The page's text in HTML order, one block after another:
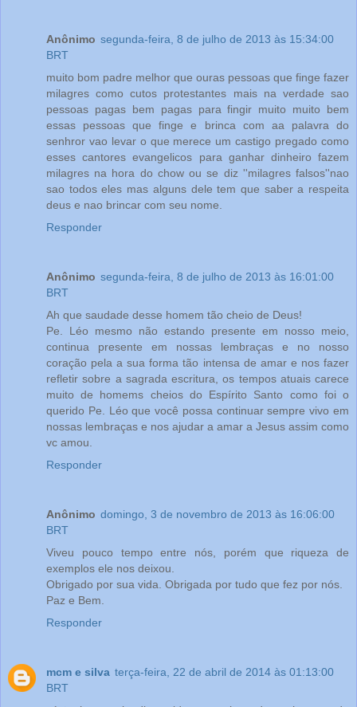
Anônimo segunda-feira, 8 de julho de 2013 às 15:34:00
BRT
muito bom padre melhor que ouras pessoas que finge fazer
milagres como cutos protestantes mais na verdade sao
pessoas pagas bem pagas para fingir muito muito bem
essas pessoas que finge e brinca com aa palavra do
senhror vao levar o que merece um castigo pregado como
esses cantores evangelicos para ganhar dinheiro fazem
milagres na hora do chow ou se diz ''milagres falsos''nao
sao todos eles mas alguns dele tem que saber a respeita
deus e nao brincar com seu nome.
Responder
Anônimo segunda-feira, 8 de julho de 2013 às 16:01:00
BRT
Ah que saudade desse homem tão cheio de Deus!
Pe. Léo mesmo não estando presente em nosso meio,
continua presente em nossas lembraças e no nosso
coração pela a sua forma tão intensa de amar e nos fazer
refletir sobre a sagrada escritura, os tempos atuais carece
muito de homems cheios do Espírito Santo como foi o
querido Pe. Léo que você possa continuar sempre vivo em
nossas lembraças e nos ajudar a amar a Jesus assim como
vc amou.
Responder
Anônimo domingo, 3 de novembro de 2013 às 16:06:00
BRT
Viveu pouco tempo entre nós, porém que riqueza de
exemplos ele nos deixou.
Obrigado por sua vida. Obrigada por tudo que fez por nós.
Paz e Bem.
Responder
mcm e silva terça-feira, 22 de abril de 2014 às 01:13:00
BRT